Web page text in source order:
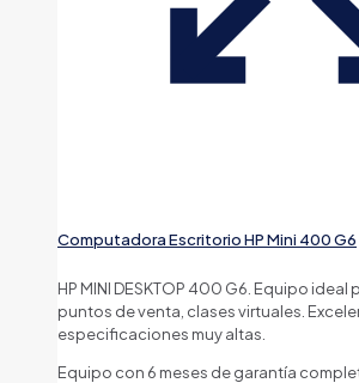
Computadora Escritorio HP Mini 400 G6
HP MINI DESKTOP 400 G6. Equipo ideal
puntos de venta, clases virtuales.
especificaciones muy altas.
Equipo con 6 meses de garantía